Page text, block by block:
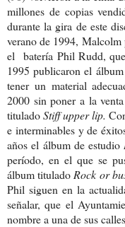
millones de copias
durante la gira de este
verano de 1994, Malcolm
el batería Phil Rudd,
1995 publicaron el álbum
tener un material
2000 sin poner a la
tituladoStiff upper lip.
e interminables y de
años el álbum de estudio
período, en el que se
álbum titulado Rock or
Phil siguen en la
señalar, que el
nombre a una de sus